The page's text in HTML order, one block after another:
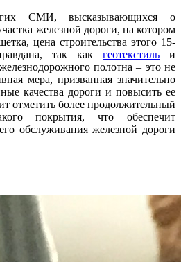
СМИ, высказывающихся о
железной дороги, на котором
цена строительства этого 15-
так как геотекстиль и
полотна – это не
мера, призванная значительно
качества дороги и повысить ее
отметить более продолжительный
покрытия, что обеспечит
обслуживания железной дороги